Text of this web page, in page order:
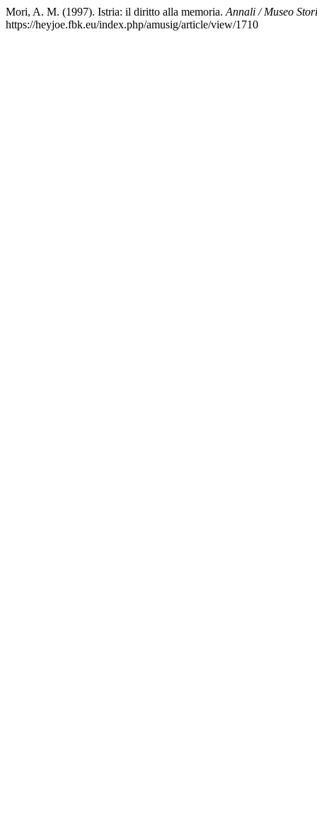
Mori, A. M. (1997). Istria: il diritto alla memoria. Annali / Museo
https://heyjoe.fbk.eu/index.php/amusig/article/view/1710